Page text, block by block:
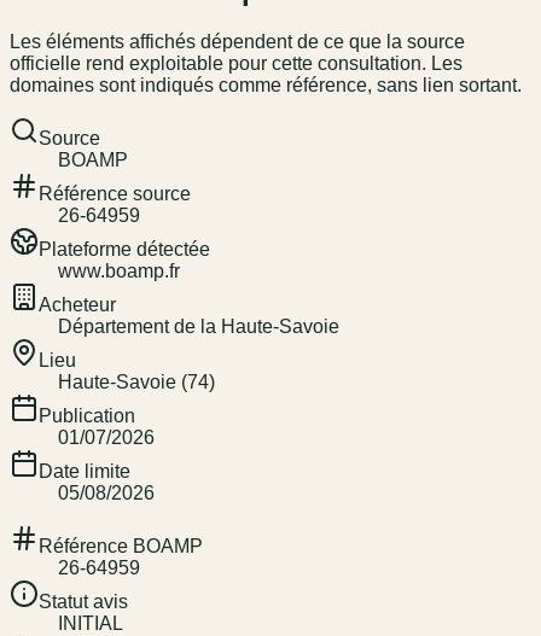
Les éléments affichés dépendent de ce que la source
officielle rend exploitable pour cette consultation. Les
domaines sont indiqués comme référence, sans lien sortant.
Source
BOAMP
Référence source
26-64959
Plateforme détectée
www.boamp.fr
Acheteur
Département de la Haute-Savoie
Lieu
Haute-Savoie (74)
Publication
01/07/2026
Date limite
05/08/2026
Référence BOAMP
26-64959
Statut avis
INITIAL